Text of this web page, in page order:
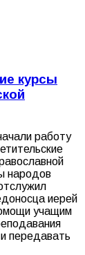
курсы
работу
народов
иерей
учащим
передавать